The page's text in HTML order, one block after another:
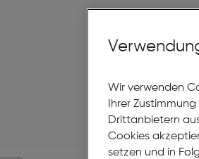
Wir verwenden
Ihrer
Drittanbietern
Cookies
setzen und in